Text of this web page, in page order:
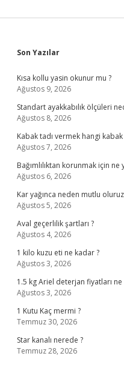
Sidebar
Son Yazılar
Kısa kollu yasin okunur mu ?
Ağustos 9, 2026
Standart ayakkabılık ölçüleri
Ağustos 8, 2026
Kabak tadı vermek hangi kabak
Ağustos 7, 2026
Bağımlılıktan korunmak için ne
Ağustos 6, 2026
Kar yağınca neden mutlu
Ağustos 5, 2026
Aval geçerlilik şartları ?
Ağustos 4, 2026
1 kilo kuzu eti ne kadar ?
Ağustos 3, 2026
1.5 kg Ariel deterjan fiyatları ne
Ağustos 3, 2026
1 Kutu Kaç mermi ?
Temmuz 30, 2026
Star kanalı nerede ?
Temmuz 28, 2026